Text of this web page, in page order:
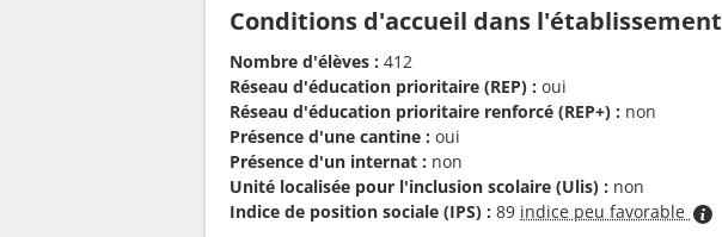
Conditions d'accueil dans l'établissement
Nombre d'élèves : 412
Réseau d'éducation prioritaire (REP) : oui
Réseau d'éducation prioritaire renforcé (REP+) : non
Présence d'une cantine : oui
Présence d'un internat : non
Unité localisée pour l'inclusion scolaire (Ulis) : non
Indice de position sociale (IPS) : 89 indice peu favorable